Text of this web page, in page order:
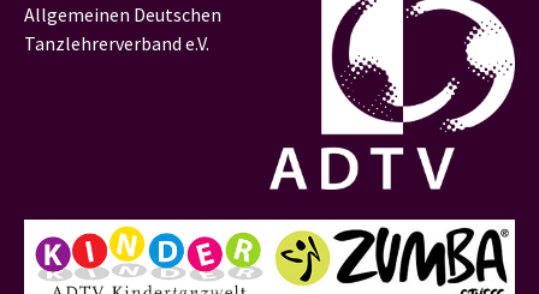
Allgemeinen Deutschen
Tanzlehrerverband e.V.